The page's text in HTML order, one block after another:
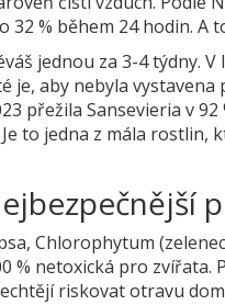
32 % během 24 hodin.
jednou za 3-4 týdny.
je, aby nebyla
přežila Sansevieria v
to jedna z mála rostlin,
Chlorophytum
netoxická pro zvířata.
riskovat otravu